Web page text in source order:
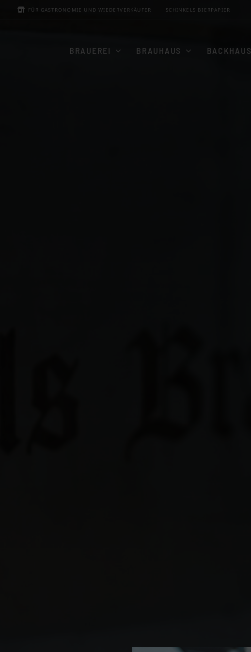
FÜR GASTRONOMIE UND WIEDERVERKÄUFER SCHINKELS BIERPAPIER
BRAUEREI BRAUHAUS BACKHAUS